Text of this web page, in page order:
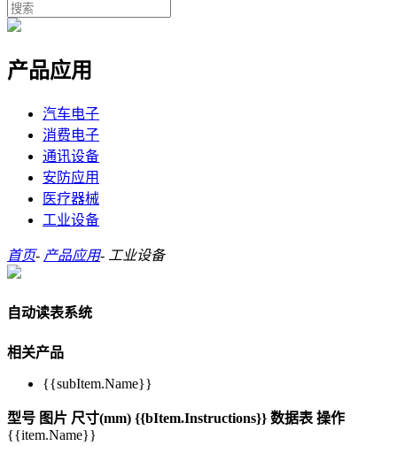
产品应用
汽车电子
消费电子
通讯设备
安防应用
医疗器械
工业设备
首页- 产品应用- 工业设备
自动读表系统
相关产品
{{subItem.Name}}
型号 图片 尺寸(mm) {{bItem.Instructions}} 数据表 操作
{{item.Name}}